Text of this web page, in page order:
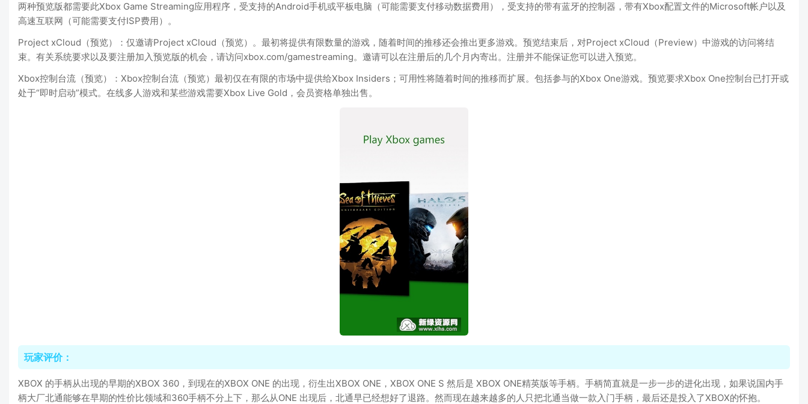
两种预览版都需要此Xbox Game Streaming应用程序，受支持的Android手机或平板电脑（可能需要支付移动数据费用），受支持的带有蓝牙的控制器，带有Xbox配置文件的Microsoft帐户以及
高速互联网（可能需要支付ISP费用）。
Project xCloud（预览）：仅邀请Project xCloud（预览）。最初将提供有限数量的游戏，随着时间的推移还会推出更多游戏。预览结束后，对Project xCloud（Preview）中游戏的访问将结
束。有关系统要求以及要注册加入预览版的机会，请访问xbox.com/gamestreaming。邀请可以在注册后的几个月内寄出。注册并不能保证您可以进入预览。
Xbox控制台流（预览）：Xbox控制台流（预览）最初仅在有限的市场中提供给Xbox Insiders；可用性将随着时间的推移而扩展。包括参与的Xbox One游戏。预览要求Xbox One控制台已打开或
处于“即时启动”模式。在线多人游戏和某些游戏需要Xbox Live Gold，会员资格单独出售。
玩家评价：
XBOX 的手柄从出现的早期的XBOX 360，到现在的XBOX ONE 的出现，衍生出XBOX ONE，XBOX ONE S 然后是 XBOX ONE精英版等手柄。手柄简直就是一步一步的进化出现，如果说国内手
柄大厂北通能够在早期的性价比领域和360手柄不分上下，那么从ONE 出现后，北通早已经想好了退路。然而现在越来越多的人只把北通当做一款入门手柄，最后还是投入了XBOX的怀抱。